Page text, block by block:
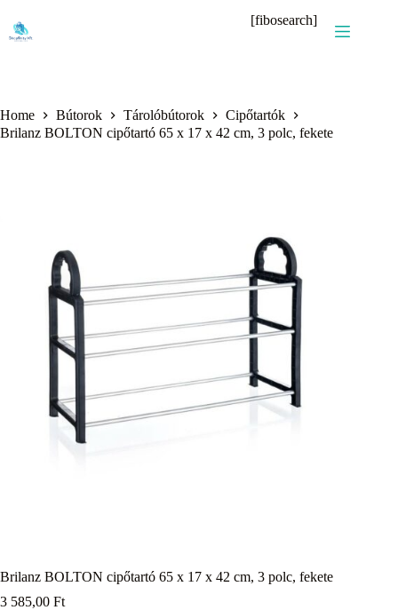
content
[fibosearch]
Home Bútorok Tárolóbútorok
Cipőtartók
Brilanz BOLTON cipőtartó 65 x 17 x 42 cm, 3 polc, fekete
Brilanz BOLTON cipőtartó 65 x 17 x 42 cm, 3 polc, fekete
3 585,00 Ft